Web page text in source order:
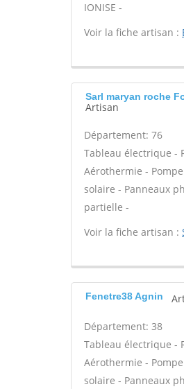
IONISE -
Voir la fiche artisan :
Sarl maryan roche
Artisan
Département: 76
Tableau électrique -
Aérothermie -
solaire - Panneaux
partielle -
Voir la fiche artisan :
Fenetre38 Agnin
Département: 38
Tableau électrique -
Aérothermie -
solaire - Panneaux